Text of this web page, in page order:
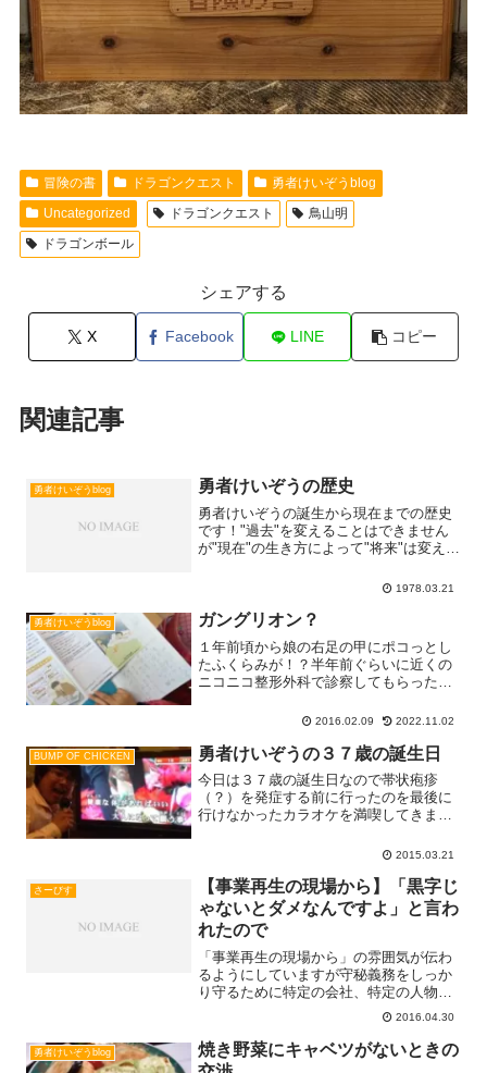
冒険の書 ドラゴンクエスト
勇者けいぞうblog
Uncategorized
ドラゴンクエスト
鳥山明
ドラゴンボール
シェアする
X Facebook LINE コピー
関連記事
勇者けいぞうblog 勇者けいぞうの歴史
勇者けいぞうの誕生から現在までの歴史
です！"過去"を変えることはできません
が"現在"の生き方によって"将来"は変える
にて誕生1990.03 人吉市立西瀬小学校
more...
1978.03.21
勇者けいぞうblog ガングリオン？
１年前頃から娘の右足の甲にポコっとし
たふくらみが！？半年前ぐらいに近くの
ニコニコ整形外科で診察してもらったと
はまだ、そこまで大きくないけど、もっ
てもらったほうがいいね」Read more...
2016.02.09 2022.11.02
BUMP OF CHICKEN 勇者けいぞうの３７歳の誕生日
今日は３７歳の誕生日なので帯状疱疹
（？）を発症する前に行ったのを最後に
行けなかったカラオケを満喫してきまし
CHIKENの「HAPPY」途中で「HAPPY
Read more...
2015.03.21
さーびす
【事業再生の現場から】「黒字じ
ゃないとダメなんですよ」と言わ
れたので
「事業再生の現場から」の雰囲気が伝わ
るようにしていますが守秘義務をしっか
り守るために特定の会社、特定の人物が
推定できない表現としています！「聞き
たいことがある！」「この場合はどうす
るの？！」などご質問などがありました
ら気軽にこちらからご連絡Read more...
2016.04.30
勇者けいぞうblog
焼き野菜にキャベツがないときの